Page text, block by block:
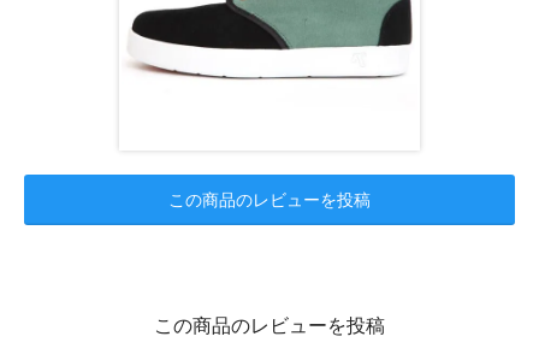
この商品のレビューを投稿
この商品のレビューを投稿